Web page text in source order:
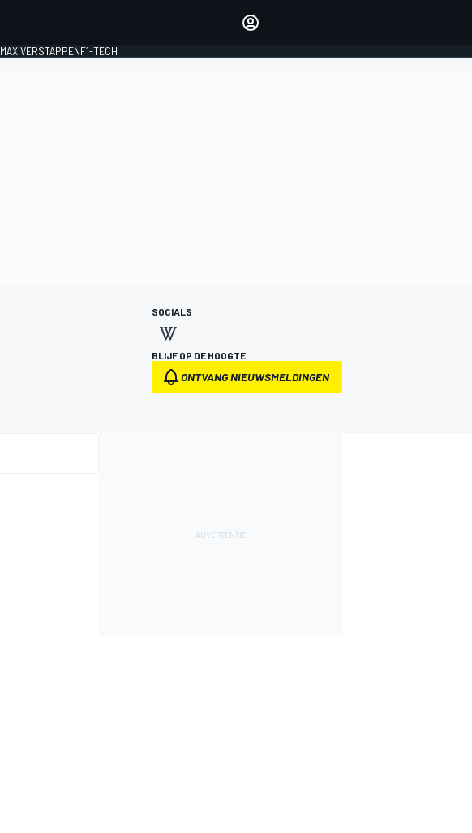
MAX VERSTAPPENF1-TECH
SOCIALS
BLIJF OP DE HOOGTE
ONTVANG NIEUWSMELDINGEN